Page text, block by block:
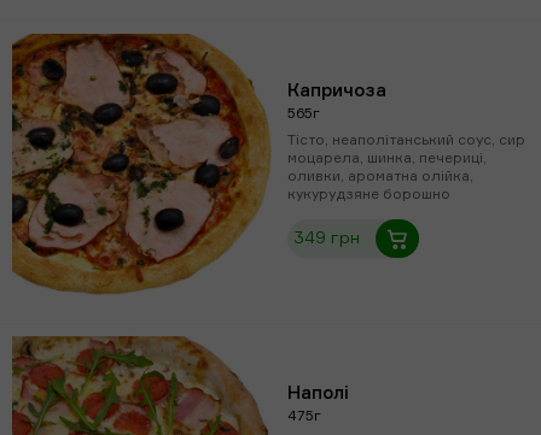
Капричоза
565г
Тісто, неаполітанський соус, сир
моцарела, шинка, печериці,
оливки, ароматна олійка,
кукурудзяне борошно
349 грн
Наполі
475г